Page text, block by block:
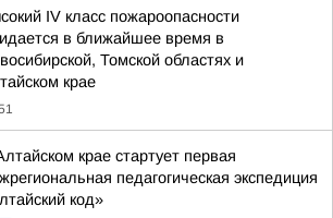
IV класс пожароопасности
в ближайшее время в
Томской областях и
крае
крае стартует первая
педагогическая экспедиция
код»